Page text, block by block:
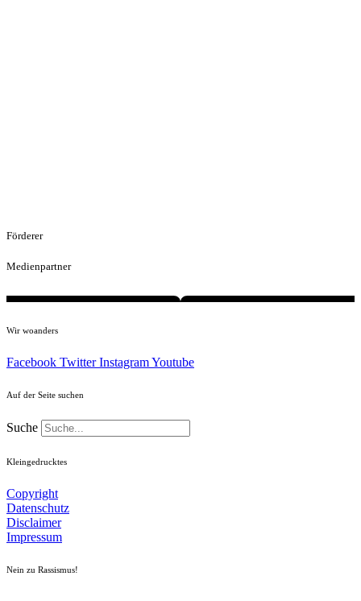
Förderer
Medienpartner
Wir woanders
Facebook Twitter InstagramYoutube
Auf der Seite suchen
Suche
Kleingedrucktes
Copyright
Datenschutz
Disclaimer
Impressum
Nein zu Rassismus!